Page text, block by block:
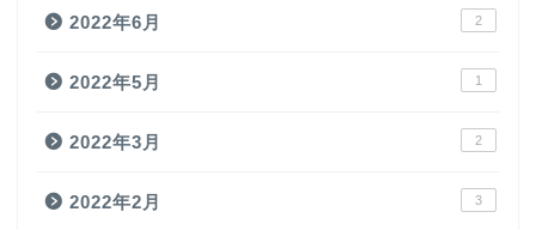
2022年6月 2
2022年5月 1
2022年3月 2
2022年2月 3